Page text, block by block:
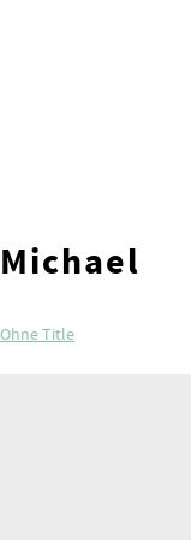
Michael
Ohne Title